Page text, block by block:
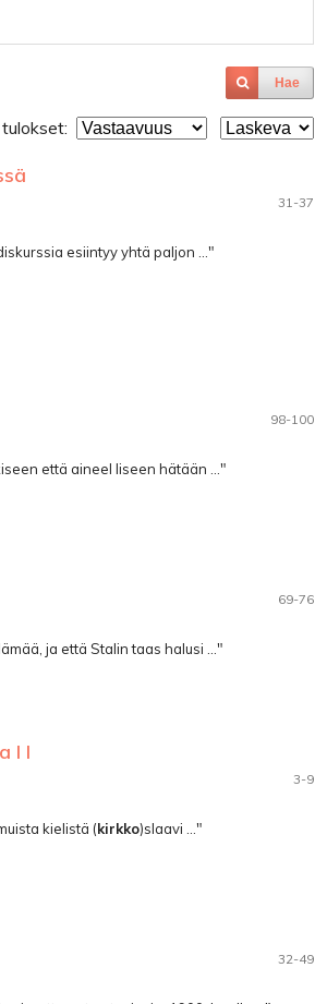
Hae
31-37
esiintyy yhtä paljon ..."
98-100
että aineel­ liseen hätään ..."
69-76
ja että Stalin taas halusi ..."
I I
3-9
kielistä (kirkko)slaavi ..."
32-49